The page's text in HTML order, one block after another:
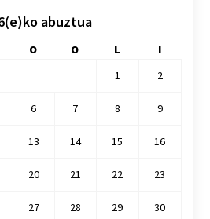
abuztua
O O L
I
1
2
6 7 8 9
13 14 15 16
20 21 22 23
27 28 29 30